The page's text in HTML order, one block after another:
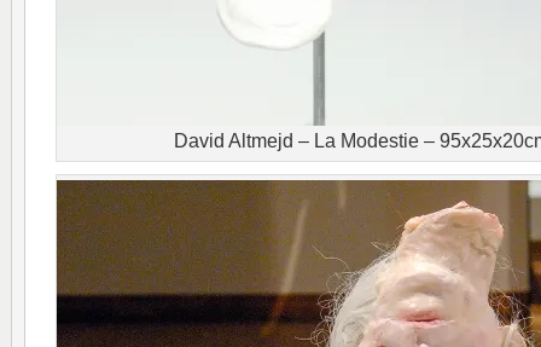
David Altmejd – La Modestie –